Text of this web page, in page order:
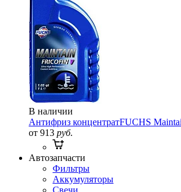
В наличии
Антифриз концентратFUCHS
от 913 руб.
Автозапчасти
Фильтры
Аккумуляторы
Свечи